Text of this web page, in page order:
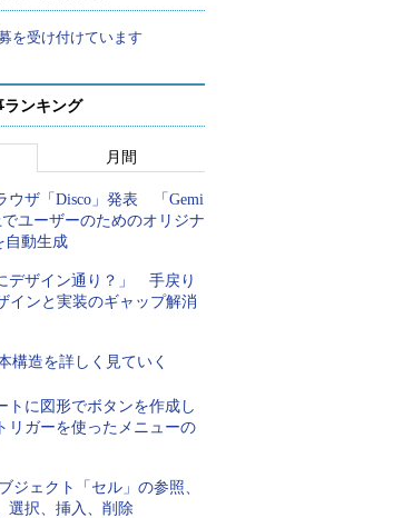
を受け付けています
ンキング
月間
ウザ「Disco」発表 「Gemi
ユーザーのためのオリジナ
自動生成
デザイン通り？」 手戻り
インと実装のギャップ解消
構造を詳しく見ていく
トに図形でボタンを作成し
リガーを使ったメニューの
ジェクト「セル」の参照、
選択、挿入、削除